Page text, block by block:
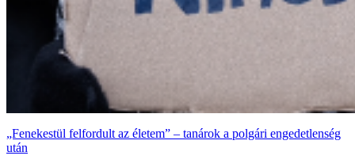
„Fenekestül felfordult az életem” – tanárok a polgári engedetlenség
után